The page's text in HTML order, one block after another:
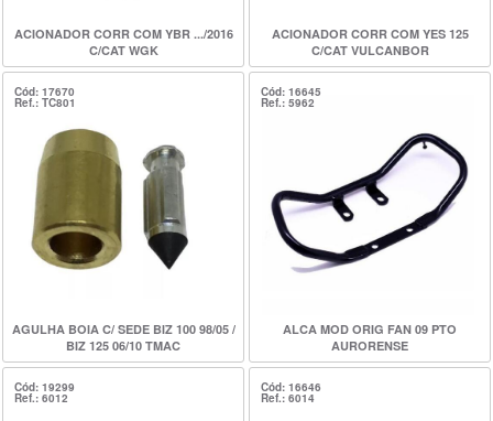
ACIONADOR CORR COM YBR .../2016
C/CAT WGK
ACIONADOR CORR COM YES 125
C/CAT VULCANBOR
Cód: 17670
Ref.: TC801
AGULHA BOIA C/ SEDE BIZ 100 98/05 /
BIZ 125 06/10 TMAC
Cód: 16645
Ref.: 5962
ALCA MOD ORIG FAN 09 PTO
AURORENSE
Cód: 19299
Ref.: 6012
Cód: 16646
Ref.: 6014